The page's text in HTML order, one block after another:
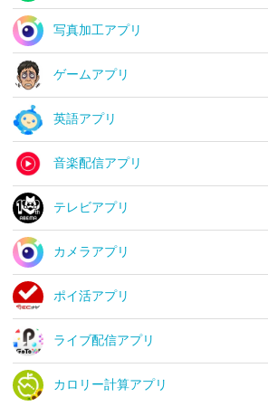
写真加工アプリ
ゲームアプリ
英語アプリ
音楽配信アプリ
テレビアプリ
カメラアプリ
ポイ活アプリ
ライブ配信アプリ
カロリー計算アプリ